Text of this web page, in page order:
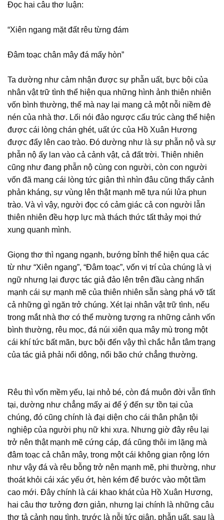
Đọc hai câu thơ luận:
“Xiên ngang mặt đất rêu từng đám
Đâm toạc chân mây đá mấy hòn”
Ta dường như cảm nhận được sự phẫn uất, bực bội của
nhân vật trữ tình thể hiện qua những hình ảnh thiên nhiên
vốn bình thường, thế mà nay lại mang cả một nỗi niềm đè
nén của nhà thơ. Lối nói đảo ngược cấu trúc càng thể hiện
được cái lòng chán ghét, uất ức của Hồ Xuân Hương
được đẩy lên cao trào. Đó dường như là sự phẫn nộ và sự
phẫn nộ ấy lan vào cả cảnh vật, cả đất trời. Thiên nhiên
cũng như đang phẫn nộ cùng con người, còn con người
vốn đã mang cái lòng tức giận thì nhìn đâu cũng thấy cảnh
phản kháng, sự vùng lên thật mạnh mẽ tựa núi lửa phun
trào. Và vì vậy, người đọc có cảm giác cả con người lẫn
thiên nhiên đều hợp lực mà thách thức tất thảy mọi thứ
xung quanh mình.
Giọng thơ thì ngang ngạnh, bướng bỉnh thể hiện qua các
từ như “Xiên ngang”, “Đâm toạc”, vốn vị trí của chúng là vị
ngữ nhưng lại được tác giả đảo lên trên đầu càng nhấn
mạnh cái sự mạnh mẽ của thiên nhiên sẵn sàng phá vỡ tất
cả những gì ngăn trở chúng. Xét lại nhân vật trữ tình, nếu
trong mắt nhà thơ có thể mường tượng ra những cảnh vốn
bình thường, rêu mọc, đá núi xiên qua mây mù trong một
cái khí tức bất mãn, bực bội đến vậy thì chắc hẳn tâm trạng
của tác giả phải nổi dông, nổi bão chứ chẳng thường.
Rêu thì vốn mềm yếu, lại nhỏ bé, còn đá muôn đời vẫn tĩnh
tại, dường như chẳng mấy ai để ý đến sự tồn tại của
chúng, đó cũng chính là đại diện cho cái thân phận tội
nghiệp của người phụ nữ khi xưa. Nhưng giờ đây rêu lại
trở nên thật mạnh mẽ cứng cáp, đá cũng thôi im lặng mà
đâm toạc cả chân mây, trong một cái không gian rộng lớn
như vậy đá và rêu bỗng trở nên mạnh mẽ, phi thường, như
thoát khỏi cái xác yếu ớt, hèn kém để bước vào một tầm
cao mới. Đây chính là cái khao khát của Hồ Xuân Hương,
hai câu thơ tưởng đơn giản, nhưng lại chính là những câu
thơ tả cảnh ngụ tình, trước là nỗi tức giận, phẫn uất, sau là